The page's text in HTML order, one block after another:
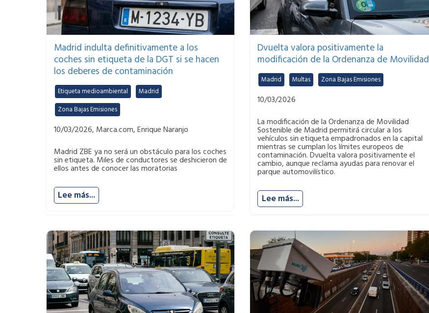
Madrid indulta definitivamente a los
coches sin etiqueta de la DGT si se hacen
los deberes de contaminación
Etiqueta medioambiental Madrid
Zona Bajas Emisiones
10/03/2026, Marca.com, Enrique Naranjo
Madrid ZBE ya no será un obstáculo para los coches
sin etiqueta. Miles de conductores se deshicieron de
ellos antes de conocer las moratorias
Lee más...
Dvuelta valora positivamente la
modificación de la Ordenanza de Movilidad
Madrid Multas Zona Bajas Emisiones
10/03/2026
La modificación de la Ordenanza de Movilidad
Sostenible de Madrid permitirá circular a los
vehículos sin etiqueta empadronados en la capital
mientras se cumplan los límites europeos de
contaminación. Dvuelta valora positivamente el
cambio, aunque reclama ayudas para renovar el
parque automovilístico.
Lee más...